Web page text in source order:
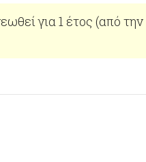
για 1 έτος (από